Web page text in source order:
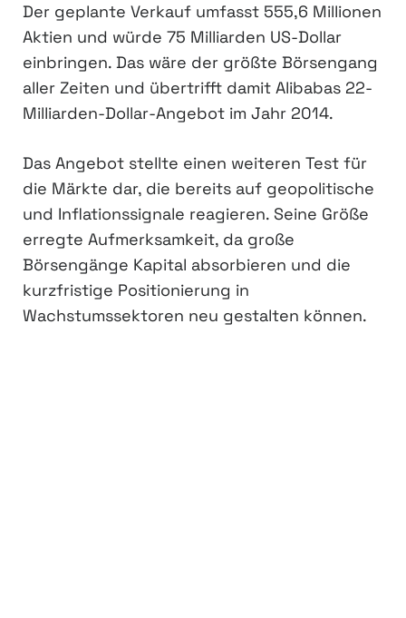
Der geplante Verkauf umfasst 555,6 Millionen
Aktien und würde 75 Milliarden US-Dollar
einbringen. Das wäre der größte Börsengang
aller Zeiten und übertrifft damit Alibabas 22-
Milliarden-Dollar-Angebot im Jahr 2014.
Das Angebot stellte einen weiteren Test für
die Märkte dar, die bereits auf geopolitische
und Inflationssignale reagieren. Seine Größe
erregte Aufmerksamkeit, da große
Börsengänge Kapital absorbieren und die
kurzfristige Positionierung in
Wachstumssektoren neu gestalten können.